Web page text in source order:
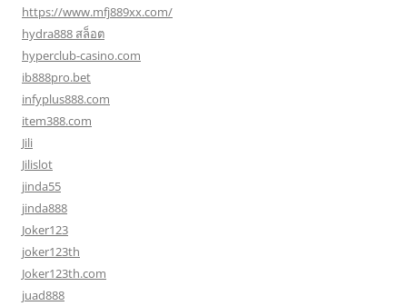
https://www.mfj889xx.com/
hydra888 สล็อต
hyperclub-casino.com
ib888pro.bet
infyplus888.com
item388.com
Jili
Jilislot
jinda55
jinda888
Joker123
joker123th
Joker123th.com
juad888